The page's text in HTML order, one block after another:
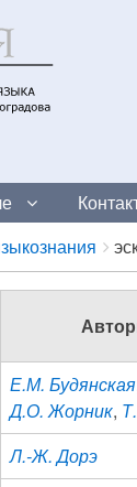
Е.М. Будянская
Д.О. Жорник,
Л.-Ж. Дорэ